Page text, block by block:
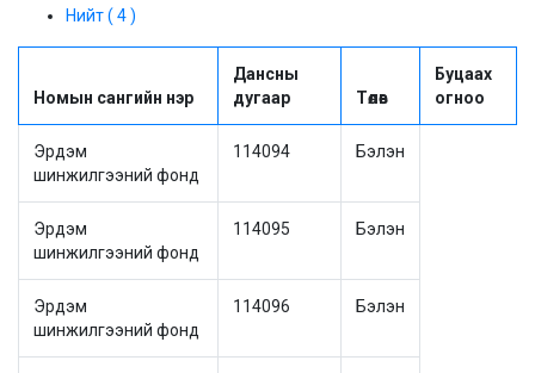
Нийт ( 4 )
Номын сангийн нэр
Дансны
дугаар
Төлөв
Буцаах
огноо
Эрдэм
шинжилгээний фонд
114094 Бэлэн
Эрдэм
шинжилгээний фонд
114095 Бэлэн
Эрдэм
шинжилгээний фонд
114096 Бэлэн